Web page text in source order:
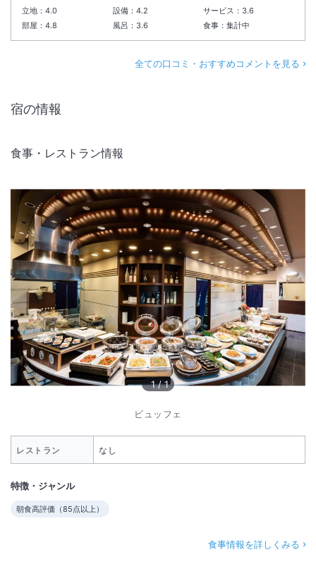
立地： 4.0 設備： 4.2 サービス： 3.6
部屋： 4.8 風呂： 3.6 食事：集計中
全ての口コミ・おすすめコメントを見る
宿の情報
食事・レストラン情報
1 /1
ビュッフェ
レストラン なし
特徴・ジャンル
朝食高評価（85点以上）
食事情報を詳しくみる